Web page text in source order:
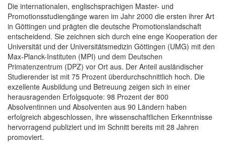
Die internationalen, englischsprachigen Master- und
Promotionsstudiengänge waren im Jahr 2000 die ersten ihrer Art
in Göttingen und prägten die deutsche Promotionslandschaft
entscheidend. Sie zeichnen sich durch eine enge Kooperation der
Universität und der Universitätsmedizin Göttingen (UMG) mit den
Max-Planck-Instituten (MPI) und dem Deutschen
Primatenzentrum (DPZ) vor Ort aus. Der Anteil ausländischer
Studierender ist mit 75 Prozent überdurchschnittlich hoch. Die
exzellente Ausbildung und Betreuung zeigen sich in einer
herausragenden Erfolgsquote: 98 Prozent der 800
Absolventinnen und Absolventen aus 90 Ländern haben
erfolgreich abgeschlossen, ihre wissenschaftlichen Erkenntnisse
hervorragend publiziert und im Schnitt bereits mit 28 Jahren
promoviert.